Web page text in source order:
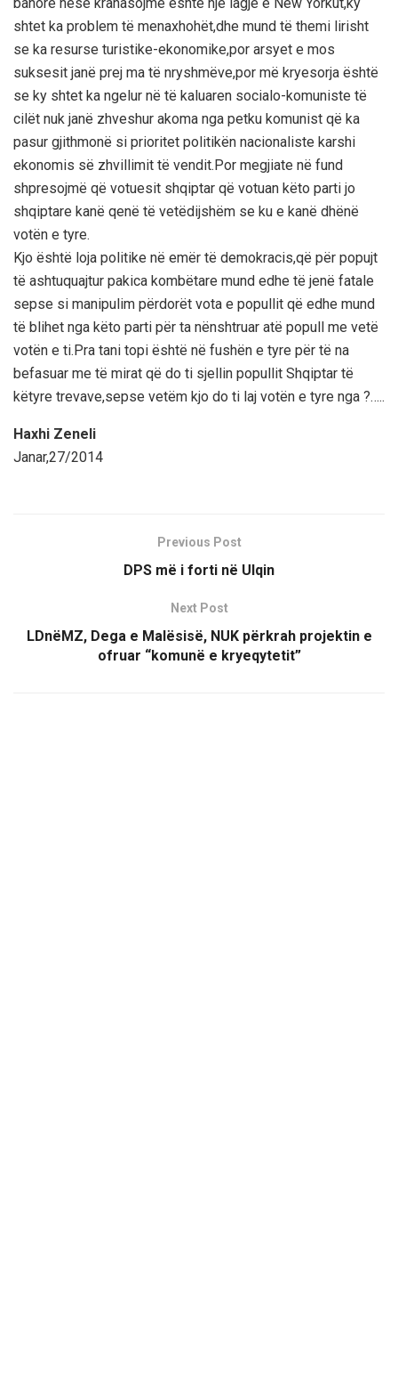
shtet ka problem të menaxhohët,dhe mund të themi lirisht
se ka resurse turistike-ekonomike,por arsyet e mos
suksesit janë prej ma të nryshmëve,por më kryesorja është
se ky shtet ka ngelur në të kaluaren socialo-komuniste të
cilët nuk janë zhveshur akoma nga petku komunist që ka
pasur gjithmonë si prioritet politikën nacionaliste karshi
ekonomis së zhvillimit të vendit.Por megjiate në fund
shpresojmë që votuesit shqiptar që votuan këto parti jo
shqiptare kanë qenë të vetëdijshëm se ku e kanë dhënë
votën e tyre.
Kjo është loja politike në emër të demokracis,që për popujt
të ashtuquajtur pakica kombëtare mund edhe të jenë fatale
sepse si manipulim përdorët vota e popullit që edhe mund
të blihet nga këto parti për ta nënshtruar atë popull me vetë
votën e ti.Pra tani topi është në fushën e tyre për të na
befasuar me të mirat që do ti sjellin popullit Shqiptar të
këtyre trevave,sepse vetëm kjo do ti laj votën e tyre nga ?…..
Haxhi Zeneli
Janar,27/2014
Previous Post
DPS më i forti në Ulqin
Next Post
LDnëMZ, Dega e Malësisë, NUK përkrah projektin e
ofruar “komunë e kryeqytetit”